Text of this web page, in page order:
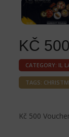
KČ
CATEGORY: IL
TAGS:
Kč 500